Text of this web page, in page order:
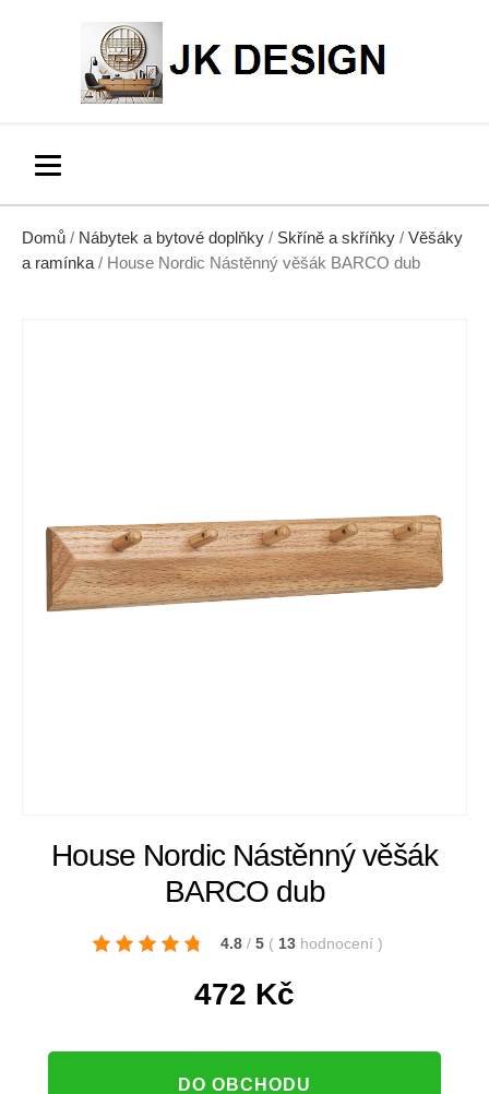
Domů / Nábytek a bytové doplňky / Skříně a skříňky / Věšáky
a ramínka / House Nordic Nástěnný věšák BARCO dub
House Nordic Nástěnný věšák
BARCO dub
4.8 / 5 ( 13 hodnocení )
472 Kč
DO OBCHODU